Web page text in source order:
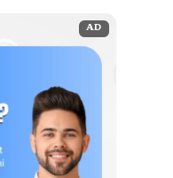
AD